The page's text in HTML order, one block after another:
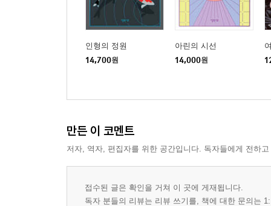
인형의 정원
14,700원
아린의 시선
14,000원
만든 이 코멘트
저자, 역자, 편집자를 위한 공간입니다. 독자들에게 전하
접수된 글은 확인을 거쳐 이 곳에 게재됩니다.
독자 분들의 리뷰는 리뷰 쓰기를, 책에 대한 문의는